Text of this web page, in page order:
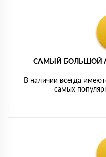
САМЫЙ БОЛЬШОЙ
В наличии всегда
самых